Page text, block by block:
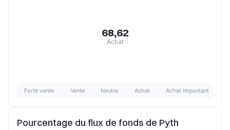
68,62
Achat
Forte vente Vente Neutre Achat Achat important
Pourcentage du flux de fonds de Pyth